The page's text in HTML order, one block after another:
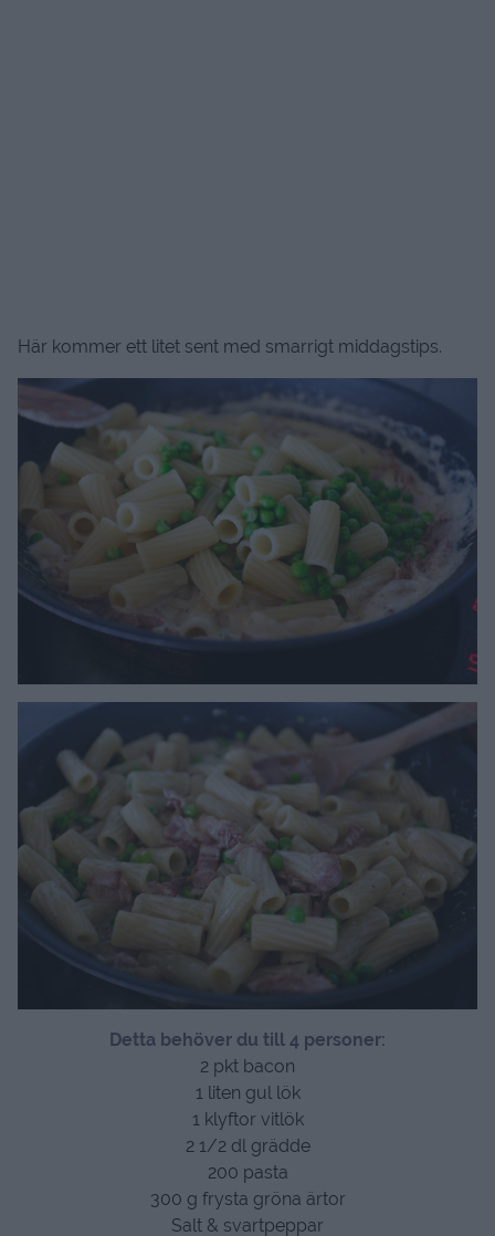
Här kommer ett litet sent med smarrigt middagstips.
Detta behöver du till 4 personer:
2 pkt bacon
1 liten gul lök
1 klyftor vitlök
2 1/2 dl grädde
200 pasta
300 g frysta gröna ärtor
Salt & svartpeppar